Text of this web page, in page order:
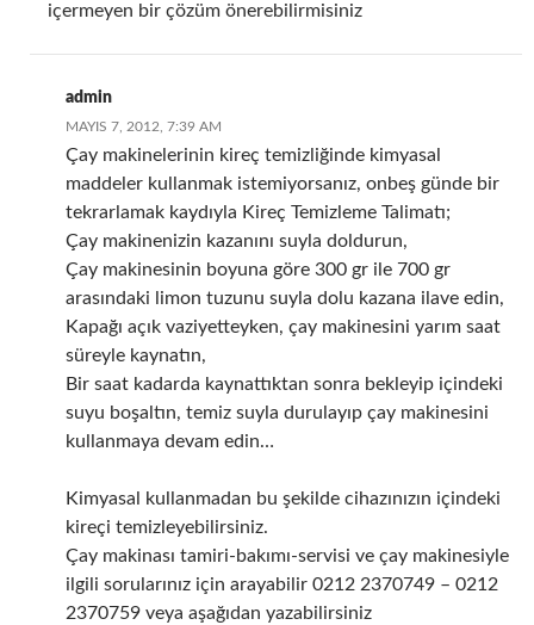
içermeyen bir çözüm önerebilirmisiniz
admin
MAYIS 7, 2012, 7:39 AM
Çay makinelerinin kireç temizliğinde kimyasal
maddeler kullanmak istemiyorsanız, onbeş günde bir
tekrarlamak kaydıyla Kireç Temizleme Talimatı;
Çay makinenizin kazanını suyla doldurun,
Çay makinesinin boyuna göre 300 gr ile 700 gr
arasındaki limon tuzunu suyla dolu kazana ilave edin,
Kapağı açık vaziyetteyken, çay makinesini yarım saat
süreyle kaynatın,
Bir saat kadarda kaynattıktan sonra bekleyip içindeki
suyu boşaltın, temiz suyla durulayıp çay makinesini
kullanmaya devam edin…
Kimyasal kullanmadan bu şekilde cihazınızın içindeki
kireçi temizleyebilirsiniz.
Çay makinası tamiri-bakımı-servisi ve çay makinesiyle
ilgili sorularınız için arayabilir 0212 2370749 – 0212
2370759 veya aşağıdan yazabilirsiniz